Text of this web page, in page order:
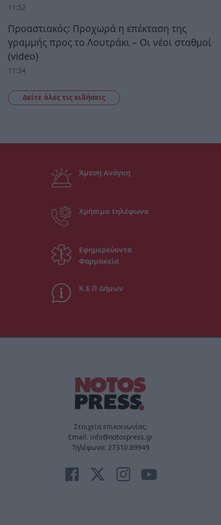
11:52
Προαστιακός: Προχωρά η επέκταση της
γραμμής προς το Λουτράκι – Οι νέοι σταθμοί
(video)
11:34
Δείτε όλες τις ειδήσεις
Άμεση Ανάγκη
Χρήσιμα τηλέφωνα
Εφημερεύοντα
Φαρμακεία
Κ.Ε.Π Δήμων
Στοιχεία επικοινωνίας:
Email. info@notospress.gr
Τηλέφωνο: 27310.89949